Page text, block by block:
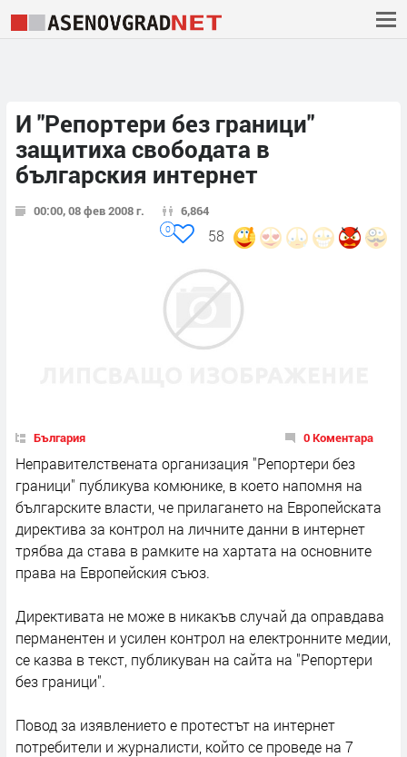
И "Репортери без граници"
защитиха свободата в
българския интернет
00:00, 08 фев 2008 г. 6,864
58
0
България 0 Коментара
Неправителствената организация "Репортери без
граници" публикува комюнике, в което напомня на
българските власти, че прилагането на Европейската
директива за контрол на личните данни в интернет
трябва да става в рамките на хартата на основните
права на Европейския съюз.
Директивата не може в никакъв случай да оправдава
перманентен и усилен контрол на електронните медии,
се казва в текст, публикуван на сайта на "Репортери
без граници".
Повод за изявлението е протестът на интернет
потребители и журналисти, който се проведе на 7